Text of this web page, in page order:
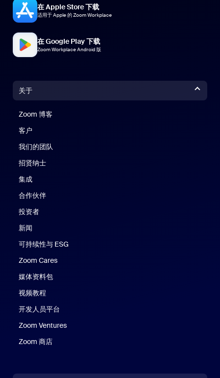
在 Apple Store 下载
适用于 Apple 的 Zoom Workplace
在 Google Play 下载
Zoom Workplace Android 版
关于
Zoom 博客
客户
我们的团队
招贤纳士
集成
合作伙伴
投资者
新闻
可持续性与 ESG
Zoom Cares
媒体资料包
视频教程
开发人员平台
Zoom Ventures
Zoom 商店